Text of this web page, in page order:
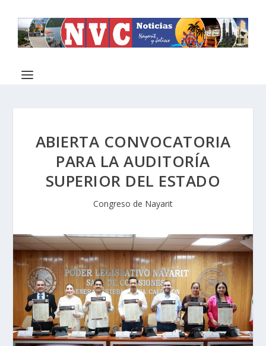
ABIERTA CONVOCATORIA
PARA LA AUDITORÍA
SUPERIOR DEL ESTADO
Congreso de Nayarit